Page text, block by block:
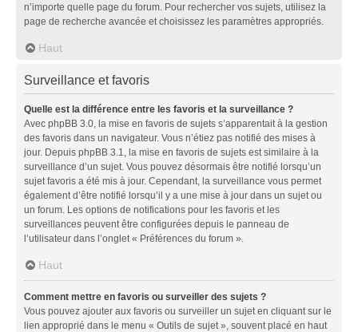
n’importe quelle page du forum. Pour rechercher vos sujets, utilisez la
page de recherche avancée et choisissez les paramètres appropriés.
Haut
Surveillance et favoris
Quelle est la différence entre les favoris et la surveillance ?
Avec phpBB 3.0, la mise en favoris de sujets s’apparentait à la gestion
des favoris dans un navigateur. Vous n’étiez pas notifié des mises à
jour. Depuis phpBB 3.1, la mise en favoris de sujets est similaire à la
surveillance d’un sujet. Vous pouvez désormais être notifié lorsqu’un
sujet favoris a été mis à jour. Cependant, la surveillance vous permet
également d’être notifié lorsqu’il y a une mise à jour dans un sujet ou
un forum. Les options de notifications pour les favoris et les
surveillances peuvent être configurées depuis le panneau de
l’utilisateur dans l’onglet « Préférences du forum ».
Haut
Comment mettre en favoris ou surveiller des sujets ?
Vous pouvez ajouter aux favoris ou surveiller un sujet en cliquant sur le
lien approprié dans le menu « Outils de sujet », souvent placé en haut